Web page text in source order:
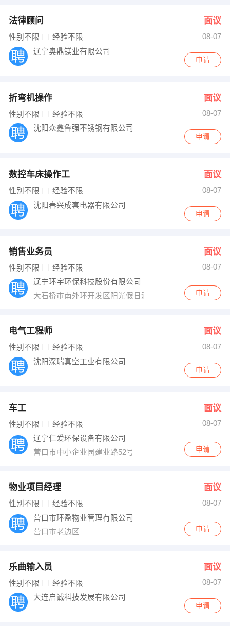
法律顾问 面议
性别不限 经验不限
08-07
辽宁奥鼎镁业有限公司
申请
折弯机操作 面议
性别不限 经验不限
08-07
沈阳众鑫鲁强不锈钢有限公司
申请
数控车床操作工 面议
性别不限 经验不限
08-07
沈阳春兴成套电器有限公司
申请
销售业务员 面议
性别不限 经验不限
08-07
辽宁环宇环保科技股份有限公司
大石桥市南外环开发区阳光假日酒店对面
申请
电气工程师 面议
性别不限 经验不限
08-07
沈阳深瑞真空工业有限公司
申请
车工 面议
性别不限 经验不限
08-07
辽宁仁爱环保设备有限公司
营口市中小企业园建业路52号
申请
物业项目经理 面议
性别不限 经验不限
08-07
营口市环盈物业管理有限公司
营口市老边区
申请
乐曲输入员 面议
性别不限 经验不限
08-07
大连启诚科技发展有限公司
申请